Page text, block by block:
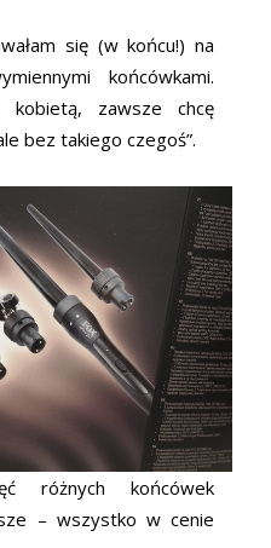
się (w końcu!) na
końcówkami.
kobietą, zawsze chcę
bez takiego czegoś”.
różnych końcówek
– wszystko w cenie